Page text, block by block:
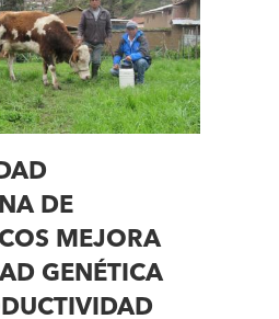
DE
MEJORA
GENÉTICA